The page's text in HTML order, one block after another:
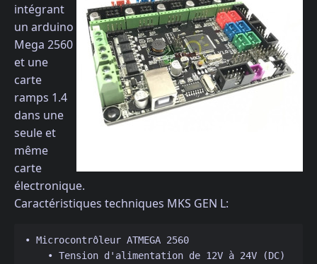
intégrant
un arduino
Mega 2560
et une
carte
ramps 1.4
dans une
seule et
même
carte
électronique.
Caractéristiques techniques MKS GEN L:
• Microcontrôleur ATMEGA 2560
    • Tension d'alimentation de 12V à 24V (DC)